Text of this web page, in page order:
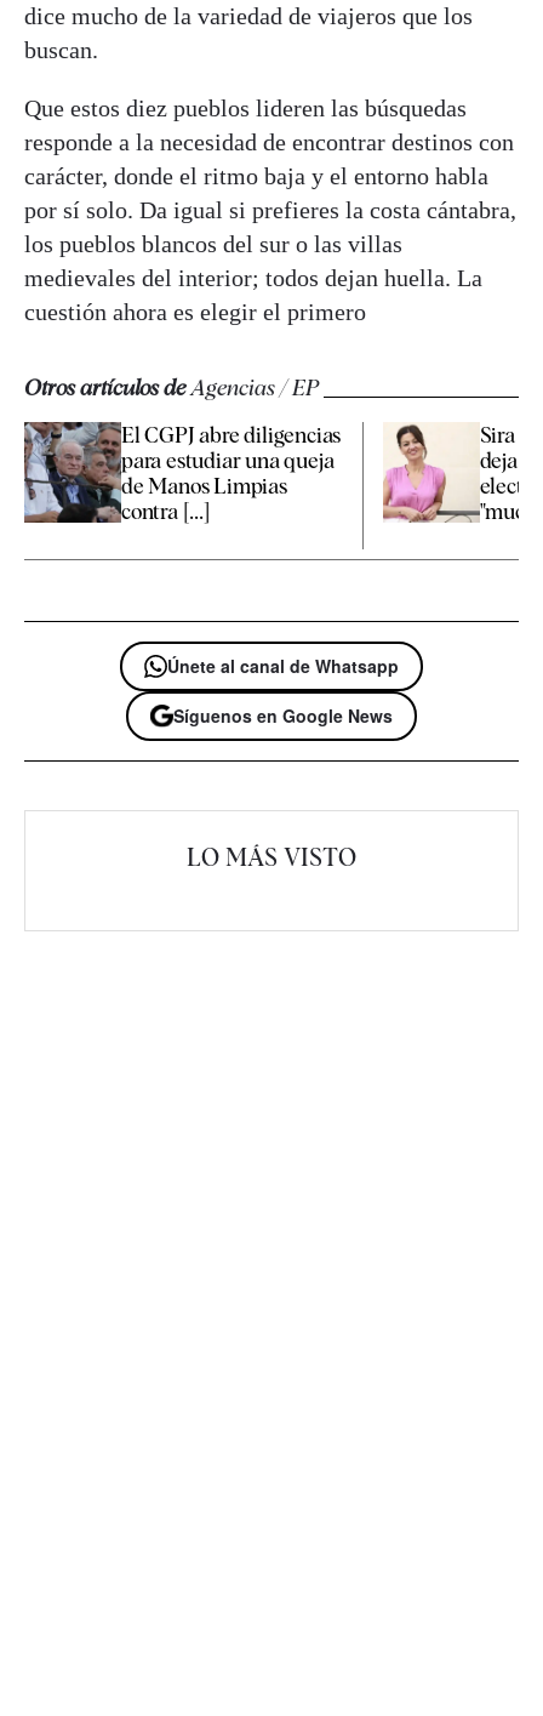
dice mucho de la variedad de viajeros que los
buscan.
Que estos diez pueblos lideren las búsquedas
responde a la necesidad de encontrar destinos con
carácter, donde el ritmo baja y el entorno habla
por sí solo. Da igual si prefieres la costa cántabra,
los pueblos blancos del sur o las villas
medievales del interior; todos dejan huella. La
cuestión ahora es elegir el primero
Otros artículos deAgencias / EP
El CGPJ abre diligencias
para estudiar una queja
de Manos Limpias
contra [...]
Sira
deja
Únete al canal de Whatsapp
Síguenos en Google News
LO MÁS VISTO